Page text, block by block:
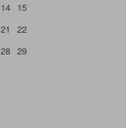
14 15
21
22
28 29